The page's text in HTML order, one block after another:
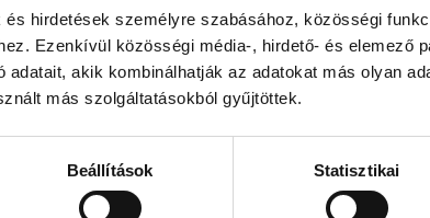
és hirdetések személyre szabásához, közösségi
Ezenkívül közösségi média-, hirdető- és elemező
adatait, akik kombinálhatják az adatokat más olyan
más szolgáltatásokból gyűjtöttek.
Beállítások Statisztikai
hazai tervezés és gyártás Kizárólag